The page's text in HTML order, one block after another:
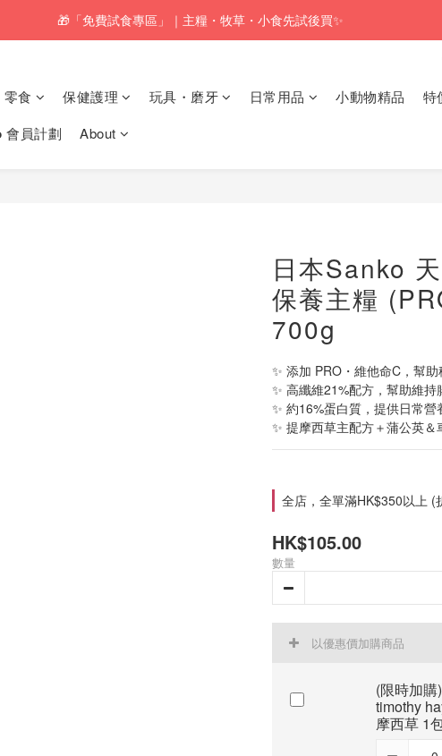
🚚訂單折實$350以上即可享本地包郵📦
🎁「免費試食專區」｜主糧・牧草・小食先試後買✨
零食 保健護理 玩具・磨牙 日常用品 小動物精品
特
員計劃
About
日本Sanko
保養主糧
700g
✨ 添加 PRO・維他命C，幫
✨ 高纖維21%配方，幫助維持
✨ 約16%蛋白質，提供日常營
✨ 提摩西草主配方＋蒲公英
全店，全單滿HK$350以上 (
HK$105.00
數量
以優惠價加購商品
(限時加
timothy
摩西草 1